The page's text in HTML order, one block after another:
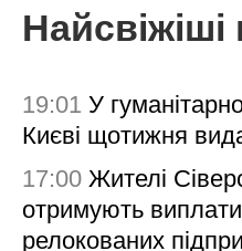
19:01 У
Києві щотижня
17:00 Жителі
отримують
релокованих